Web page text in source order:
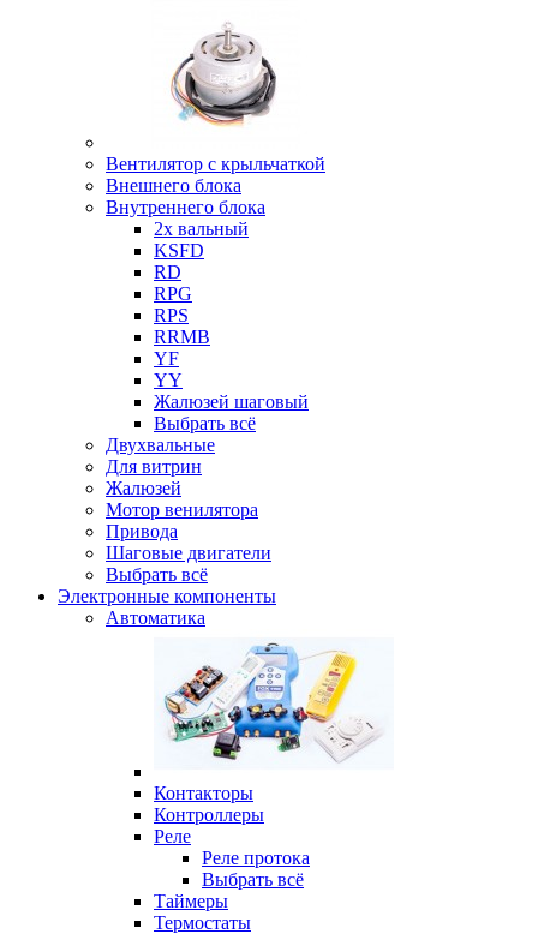
Вентилятор с крыльчаткой
Внешнего блока
Внутреннего блока
2х вальный
KSFD
RD
RPG
RPS
RRMB
YF
YY
Жалюзей шаговый
Выбрать всё
Двухвальные
Для витрин
Жалюзей
Мотор венилятора
Привода
Шаговые двигатели
Выбрать всё
Электронные компоненты
Автоматика
Контакторы
Контроллеры
Реле
Реле протока
Выбрать всё
Таймеры
Термостаты